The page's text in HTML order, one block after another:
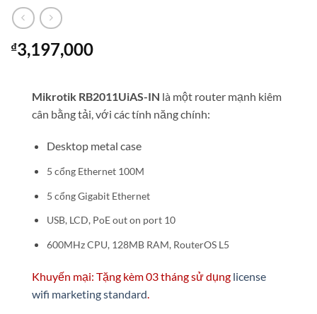
₫3,197,000
Mikrotik RB2011UiAS-IN là một router mạnh kiêm
cân bằng tải, với các tính năng chính:
Desktop metal case
5 cổng Ethernet 100M
5 cổng Gigabit Ethernet
USB, LCD, PoE out on port 10
600MHz CPU, 128MB RAM, RouterOS L5
Khuyến mại: Tặng kèm 03 tháng sử dụng license
wifi marketing standard